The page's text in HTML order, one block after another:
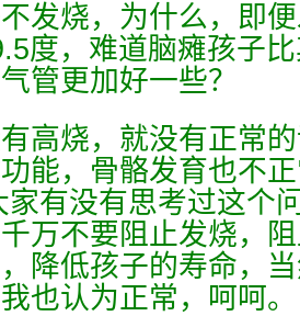
发烧，为什么，即
度，难道脑瘫孩子
管更加好一些？
高烧，就没有正常
能，骨骼发育也不
家有没有思考过这个
万不要阻止发烧，
降低孩子的寿命，
也认为正常，呵呵。